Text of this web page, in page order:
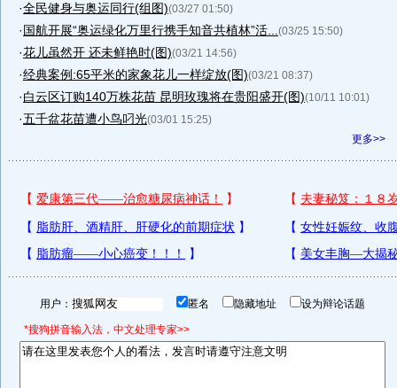
·全民健身与奥运同行(组图)(03/27 01:50)
·国航开展“奥运绿化万里行携手知音共植林”活... (03/25 15:50)
·花儿虽然开 还未鲜艳时(图)(03/21 14:56)
·经典案例:65平米的家象花儿一样绽放(图)(03/21 08:37)
·白云区订购140万株花苗 昆明玫瑰将在贵阳盛开(图)(10/11 10:01)
·五千盆花苗遭小鸟叼光(03/01 15:25)
更多>>
用户： 匿名 隐藏地址 设为辩论话题
*搜狗拼音输入法，中文处理专家>>